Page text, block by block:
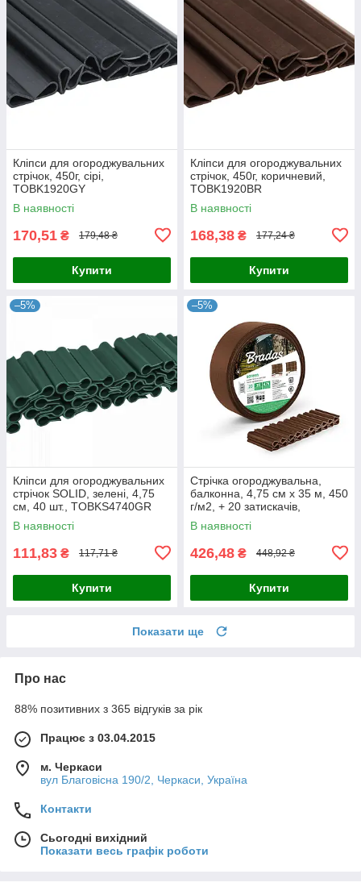
Кліпси для огороджувальних
стрічок, 450г, cірі,
TOBK1920GY
В наявності
170,51 ₴ 179,48 ₴
Купити
Кліпси для огороджувальних
стрічок, 450г, коричневий,
TOBK1920BR
В наявності
168,38 ₴ 177,24 ₴
Купити
–5%
Кліпси для огороджувальних
стрічок SOLID, зелені, 4,75
см, 40 шт., TOBKS4740GR
В наявності
111,83 ₴ 117,71 ₴
Купити
–5%
Стрічка огороджувальна,
балконна, 4,75 см х 35 м, 450
г/м2, + 20 затискачів,
коричневий,
TOB45047535BRL
В наявності
426,48 ₴ 448,92 ₴
Купити
Показати ще
Про нас
88% позитивних з 365 відгуків за рік
Працює з 03.04.2015
м. Черкаси
вул Благовісна 190/2, Черкаси, Україна
Контакти
Сьогодні вихідний
Показати весь графік роботи